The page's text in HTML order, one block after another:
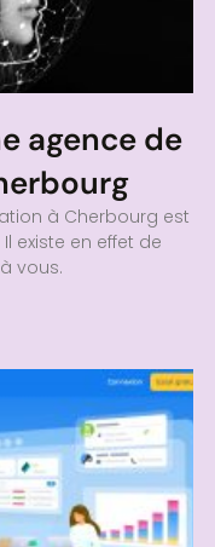
agence de
à Cherbourg est
existe en effet de
vous.